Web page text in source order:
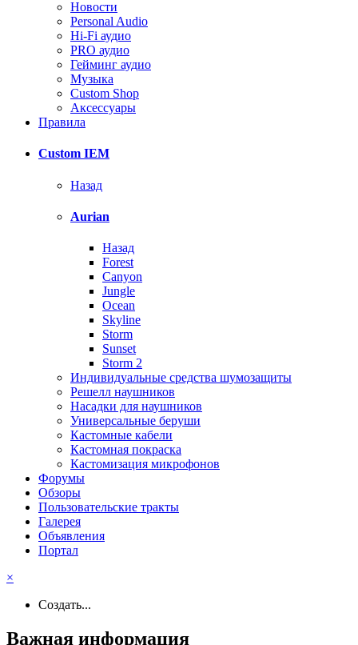
Новости
Personal Audio
Hi-Fi аудио
PRO аудио
Гейминг аудио
Музыка
Custom Shop
Аксессуары
Правила
Custom IEM
Назад
Aurian
Назад
Forest
Canyon
Jungle
Ocean
Skyline
Storm
Sunset
Storm 2
Индивидуальные средства шумозащиты
Решелл наушников
Насадки для наушников
Универсальные беруши
Кастомные кабели
Кастомная покраска
Кастомизация микрофонов
Форумы
Обзоры
Пользовательские тракты
Галерея
Объявления
Портал
×
Создать...
Важная информация